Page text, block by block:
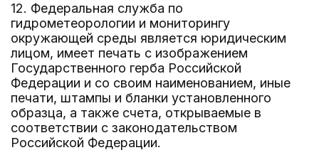
12. Федеральная служба по
гидрометеорологии и мониторингу
окружающей среды является юридическим
лицом, имеет печать с изображением
Государственного герба Российской
Федерации и со своим наименованием, иные
печати, штампы и бланки установленного
образца, а также счета, открываемые в
соответствии с законодательством
Российской Федерации.